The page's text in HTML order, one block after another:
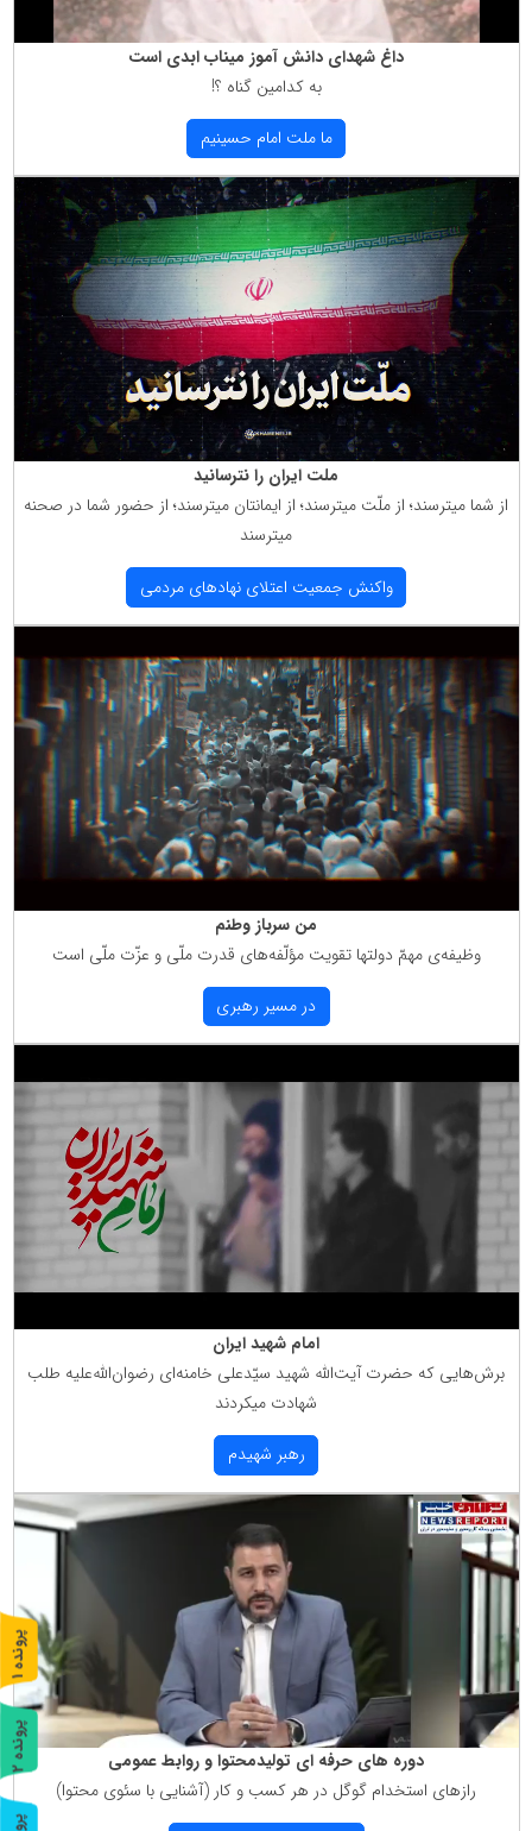
داغ شهدای دانش آموز میناب ابدی است
به كدامین گناه ؟!
ما ملت امام حسینیم
ملت ایران را نترسانید
از شما میترسند؛ از ملّت میترسند؛ از ایمانتان میترسند؛ از حضور شما در صحنه
میترسند
واكنش جمعیت اعتلای نهادهای مردمی
من سرباز وطنم
وظیفه‌ی مهمّ دولتها تقویت مؤلّفه‌های قدرت ملّی و عزّت ملّی است
در مسیر رهبری
امام شهید ایران
برش‌هایی كه حضرت آیت‌الله شهید سیّدعلی خامنه‌ای رضوان‌الله‌علیه طلب
شهادت میكردند
رهبر شهیدم
دوره های حرفه ای تولیدمحتوا و روابط عمومی
رازهای استخدام گوگل در هر كسب و كار (آشنایی با سئوی محتوا)
پ
ر
و
ن
د
ه
1
پ
ر
و
ن
د
ه
2